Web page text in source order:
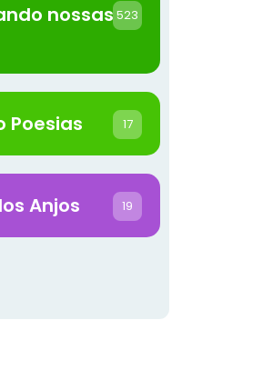
nossas523
Poesias 17
Anjos 19